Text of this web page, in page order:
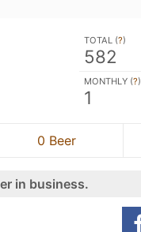
TOTAL (?)
582
MONTHLY (?)
1
0 Beer
in business.